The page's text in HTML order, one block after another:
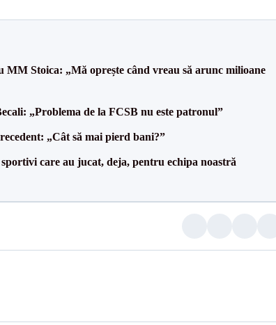
MM Stoica: „Mă oprește când vreau să arunc milioane
„Problema de la FCSB nu este patronul”
„Cât să mai pierd bani?”
care au jucat, deja, pentru echipa noastră